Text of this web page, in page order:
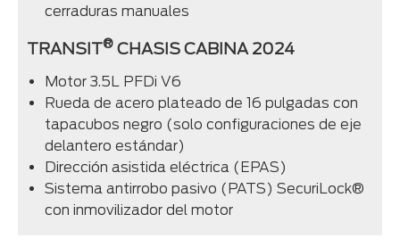
cerraduras manuales
TRANSIT® CHASIS CABINA 2024
Motor 3.5L PFDi V6
Rueda de acero plateado de 16 pulgadas con
tapacubos negro (solo configuraciones de eje
delantero estándar)
Dirección asistida eléctrica (EPAS)
Sistema antirrobo pasivo (PATS) SecuriLock®
con inmovilizador del motor